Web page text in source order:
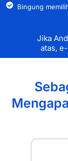
Bingung
Jika
atas,